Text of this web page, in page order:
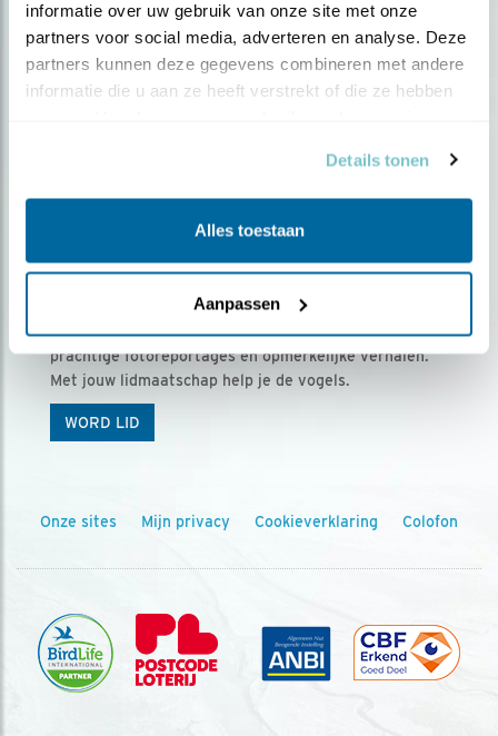
informatie over uw gebruik van onze site met onze
partners voor social media, adverteren en analyse. Deze
partners kunnen deze gegevens combineren met andere
informatie die u aan ze heeft verstrekt of die ze hebben
Details tonen
Alles toestaan
Aanpassen
Ontvang 5 x Vogels voor € 36,00 per jaar
Vogels is het tijdschrift voor onze leden, met
prachtige fotoreportages en opmerkelijke verhalen.
Met jouw lidmaatschap help je de vogels.
WORD LID
Onze sites Mijn privacy Cookieverklaring Colofon